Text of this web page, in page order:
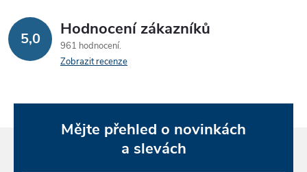
d
a
5,0 Hodnocení zákazníků
961 hodnocení
Zobrazit recenze
Mějte přehled o novinkách
a slevách